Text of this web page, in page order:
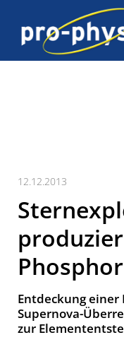
12.12.2013
Phosphor
Entdeckung einer
Supernova-
zur